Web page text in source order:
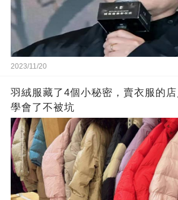
2023/11/20
羽絨服藏了4個小秘密，賣衣服的店
學會了不被坑